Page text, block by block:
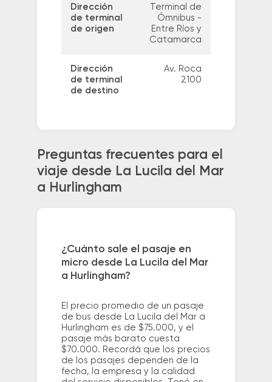
Dirección
de terminal
de origen
Terminal de
Ómnibus -
Entre Ríos y
Catamarca
Dirección
de terminal
de destino
Av. Roca
2100
Preguntas frecuentes para el
viaje desde La Lucila del Mar
a Hurlingham
¿Cuánto sale el pasaje en
micro desde La Lucila del Mar
a Hurlingham?
El precio promedio de un pasaje
de bus desde La Lucila del Mar a
Hurlingham es de $75.000, y el
pasaje más barato cuesta
$70.000. Recordá que los precios
de los pasajes dependen de la
fecha, la empresa y la calidad